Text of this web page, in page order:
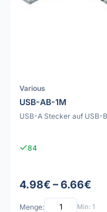
Various
USB-AB-1M
USB-A Stecker auf USB-
84
4.98€ – 6.66€
Menge: Min: 1